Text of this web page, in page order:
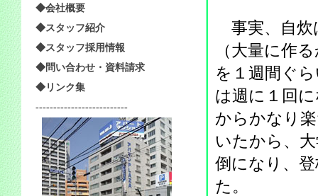
事実、自炊
（大量に作
を１週間ぐ
は週に１回
からかなり
いたから、
倒になり、
た。
◆会社概要
◆スタッフ紹介
◆スタッフ採用情報
◆問い合わせ・資料請求
◆リンク集
--------------------------